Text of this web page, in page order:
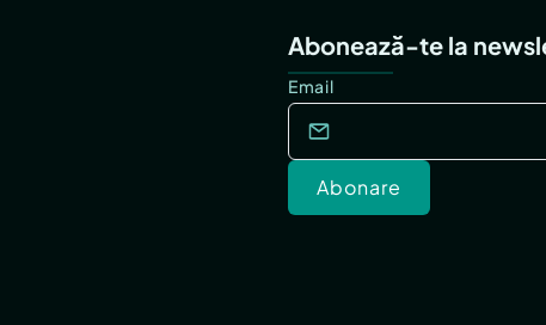
Abonează-te la
Email
Abonare